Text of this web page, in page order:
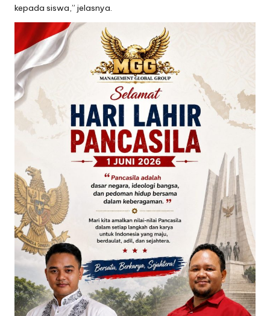
kepada siswa,” jelasnya.